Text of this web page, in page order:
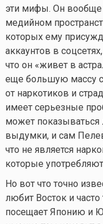
эти мифы. Он вообще
медийном
которых ему
аккаунтов в
что он «живет в
еще большую массу
от наркотиков и
имеет серьезные
может
выдумки, и сам
что не является
которые
Но вот что точно
любит Восток и
посещает Японию и